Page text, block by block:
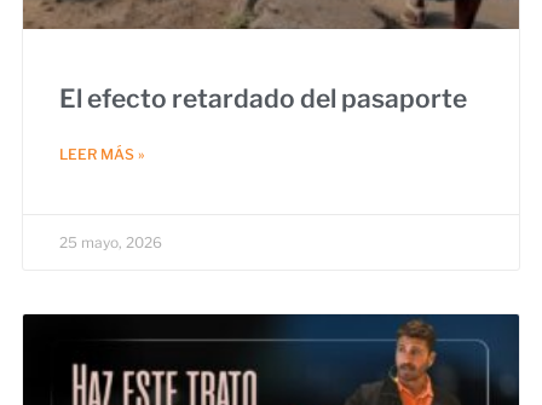
El efecto retardado del pasaporte
LEER MÁS »
25 mayo, 2026